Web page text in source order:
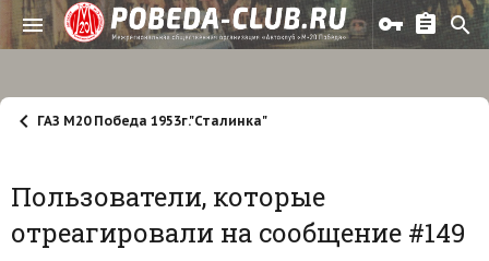
ГАЗ М20 Победа 1953г."Сталинка"
Пользователи, которые
отреагировали на сообщение #149